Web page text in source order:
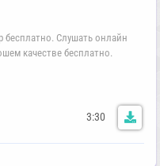
бесплатно. Слушать онлайн
качестве бесплатно.
3:30